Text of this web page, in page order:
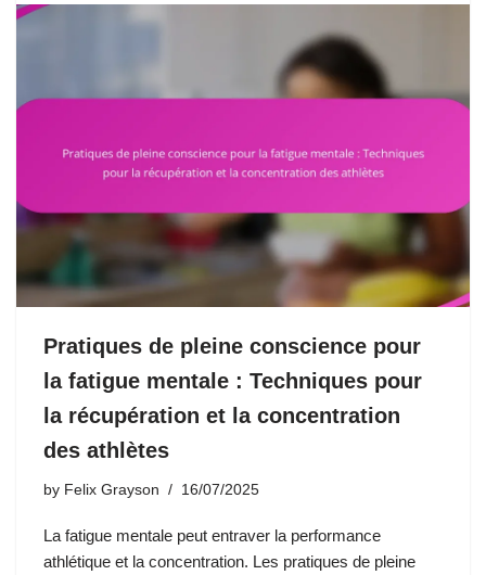
Pratiques de pleine conscience pour
la fatigue mentale : Techniques pour
la récupération et la concentration
des athlètes
by Felix Grayson 16/07/2025
La fatigue mentale peut entraver la performance
athlétique et la concentration. Les pratiques de pleine